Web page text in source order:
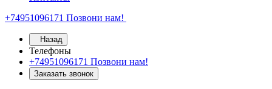
+74951096171 Позвони нам!
Назад
Телефоны
+74951096171 Позвони нам!
Заказать звонок